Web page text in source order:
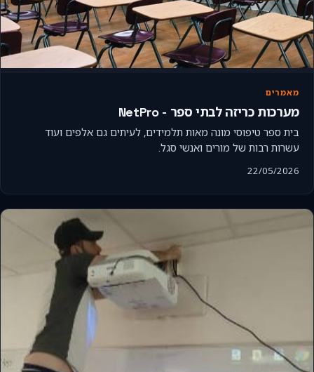
מאמרים
מערכות כריזה לבתי ספר - NetPro
בית ספר טיפוסי מונה מאות תלמידים, לעיתים גם אלפים ועוד
עשרות רבות של מורים ואנשי סגל.
22/05/2026